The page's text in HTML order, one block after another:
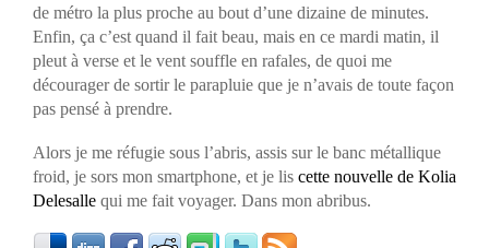
de métro la plus proche au bout d’une dizaine de minutes.
Enfin, ça c’est quand il fait beau, mais en ce mardi matin, il
pleut à verse et le vent souffle en rafales, de quoi me
décourager de sortir le parapluie que je n’avais de toute façon
pas pensé à prendre.
Alors je me réfugie sous l’abris, assis sur le banc métallique
froid, je sors mon smartphone, et je lis cette nouvelle de Kolia
Delesalle qui me fait voyager. Dans mon abribus.